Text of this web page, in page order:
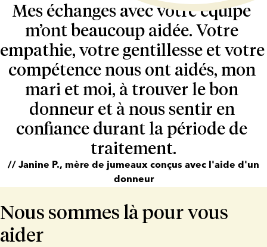
Mes échanges avec votre équipe
m’ont beaucoup aidée. Votre
empathie, votre gentillesse et votre
compétence nous ont aidés, mon
mari et moi, à trouver le bon
donneur et à nous sentir en
confiance durant la période de
traitement.
// Janine P., mère de jumeaux conçus avec l'aide d'un
donneur
Nous sommes là pour vous
aider